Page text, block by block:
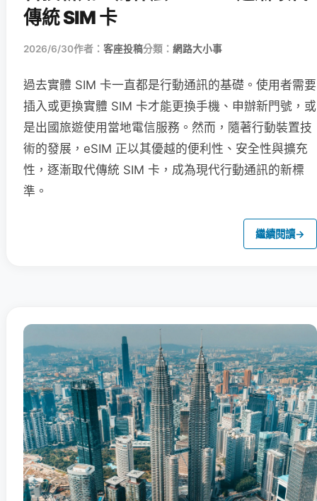
傳統 SIM 卡
2026/6/30作者： 客座投稿分類： 網路大小事
過去實體 SIM 卡一直都是行動通訊的基礎。使用者需要
插入或更換實體 SIM 卡才能更換手機、申辦新門號，或
是出國旅遊使用當地電信服務。然而，隨著行動裝置技
術的發展，eSIM 正以其優越的便利性、安全性與擴充
性，逐漸取代傳統 SIM 卡，成為現代行動通訊的新標
準。
繼續閱讀→